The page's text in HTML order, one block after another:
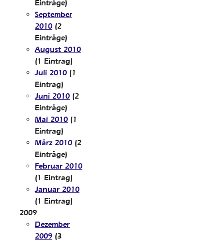
Einträge)
September
2010 (2
Einträge)
August 2010
(1 Eintrag)
Juli 2010 (1
Eintrag)
Juni 2010 (2
Einträge)
Mai 2010 (1
Eintrag)
März 2010 (2
Einträge)
Februar 2010
(1 Eintrag)
Januar 2010
(1 Eintrag)
2009
Dezember
2009 (3